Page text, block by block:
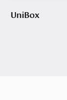
UniBox